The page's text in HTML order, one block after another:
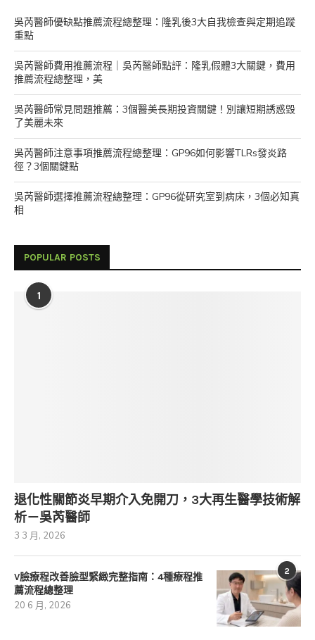
吳芮醫師優缺點推薦流程總整理：隆乳後3大自我檢查與定期追蹤
重點
吳芮醫師費用推薦流程｜吳芮醫師點評：隆乳假體3大關鍵，費用
推薦流程總整理，美
吳芮醫師常見問題推薦：3個醫美長期投資關鍵！別讓短期誘惑毀
了美麗未來
吳芮醫師注意事項推薦流程總整理：GP96如何影響TLRs發炎路
徑？3個關鍵點
吳芮醫師選擇推薦流程總整理：GP96從研究室到病床，3個必知真
相
POPULAR POSTS
1
退化性關節炎早期介入免開刀，3大再生醫學技術解
析－吳芮醫師
3 3 月, 2026
2
V臉療程改善臉型緊緻完整指南：4種療程推
薦流程總整理
20 6 月, 2026